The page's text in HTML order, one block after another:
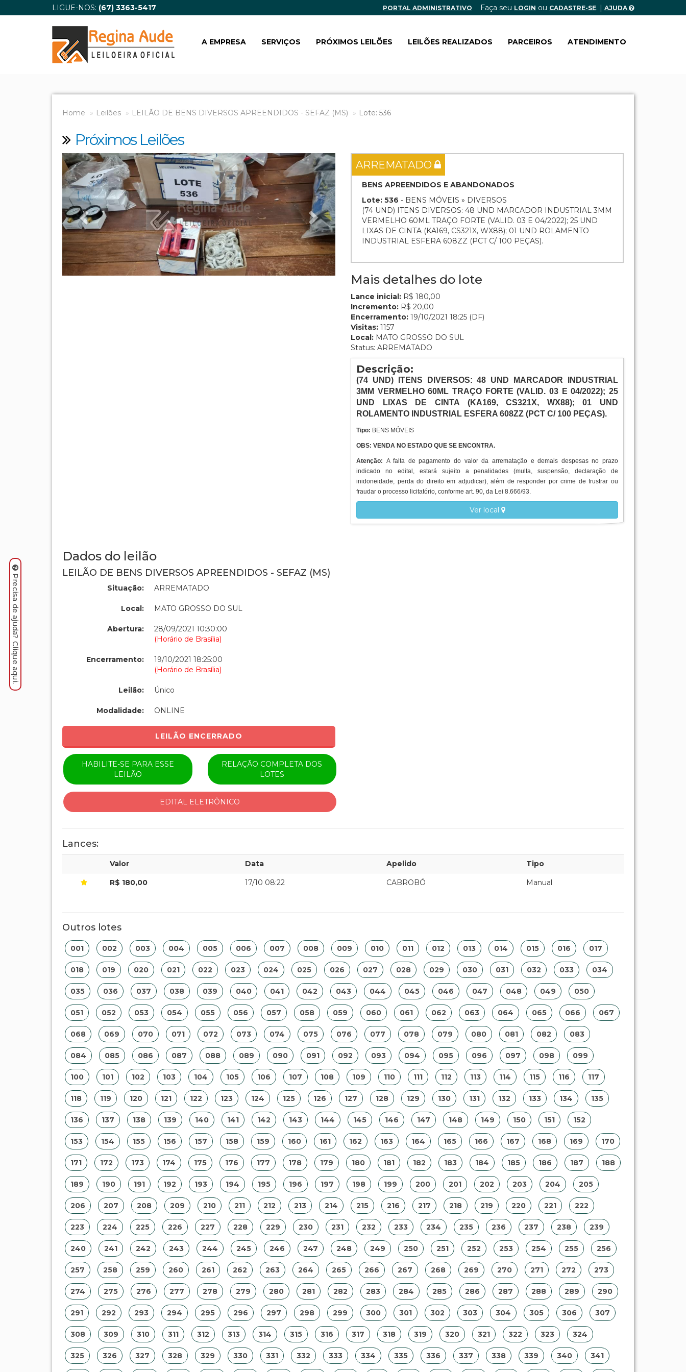
LIGUE-NOS: (67) 3363-5417 PORTAL ADMINISTRATIVO Faça seu LOGIN ou CADASTRE-SE. | AJUDA
A EMPRESA SERVIÇOS PRÓXIMOS LEILÕES LEILÕES REALIZADOS PARCEIROS ATENDIMENTO
Home Leilões LEILÃO DE BENS DIVERSOS APREENDIDOS - SEFAZ (MS) Lote: 536
Próximos Leilões
Previous Next ARREMATADO
BENS APREENDIDOS E ABANDONADOS
Lote: 536 - BENS MÓVEIS » DIVERSOS
(74 UND) ITENS DIVERSOS: 48 UND MARCADOR INDUSTRIAL 3MM
VERMELHO 60ML TRAÇO FORTE (VALID. 03 E 04/2022); 25 UND
LIXAS DE CINTA (KA169, CS321X, WX88); 01 UND ROLAMENTO
INDUSTRIAL ESFERA 608ZZ (PCT C/ 100 PEÇAS).
Mais detalhes do lote
Lance inicial: R$ 180,00
Incremento: R$ 20,00
Encerramento: 19/10/2021 18:25 (DF)
Visitas: 1157
Local: MATO GROSSO DO SUL
Status: ARREMATADO
Descrição:
(74 UND) ITENS DIVERSOS: 48 UND MARCADOR INDUSTRIAL
3MM VERMELHO 60ML TRAÇO FORTE (VALID. 03 E 04/2022); 25
UND LIXAS DE CINTA (KA169, CS321X, WX88); 01 UND
ROLAMENTO INDUSTRIAL ESFERA 608ZZ (PCT C/ 100 PEÇAS).
Tipo: BENS MÓVEIS
OBS: VENDA NO ESTADO QUE SE ENCONTRA.
Atenção: A falta de pagamento do valor da arrematação e demais despesas no prazo
indicado no edital, estará sujeito a penalidades (multa, suspensão, declaração de
inidoneidade, perda do direito em adjudicar), além de responder por crime de frustrar ou
fraudar o processo licitatório, conforme art. 90, da Lei 8.666/93.
Ver local
Dados do leilão
LEILÃO DE BENS DIVERSOS APREENDIDOS - SEFAZ (MS)
Situação: ARREMATADO
Local: MATO GROSSO DO SUL
Abertura:
28/09/2021 10:30:00
(Horário de Brasília)
Encerramento:
19/10/2021 18:25:00
(Horário de Brasília)
Leilão: Único
Modalidade: ONLINE
LEILÃO ENCERRADO
HABILITE-SE PARA ESSE
LEILÃO
RELAÇÃO COMPLETA DOS
LOTES
EDITAL ELETRÔNICO
Lances:
Valor Data Apelido Tipo
R$ 180,00 17/10 08:22 CABROBÓ Manual
Outros lotes
001 002 003 004 005 006 007 008 009 010 011 012 013 014 015 016 017
018 019 020 021 022 023 024 025 026 027 028 029 030 031 032 033 034
035 036 037 038 039 040 041 042 043 044 045 046 047 048 049 050
051 052 053 054 055 056 057 058 059 060 061 062 063 064 065 066 067
068 069 070 071 072 073 074 075 076 077 078 079 080 081 082 083
084 085 086 087 088 089 090 091 092 093 094 095 096 097 098 099
100 101 102 103 104 105 106 107 108 109 110 111 112 113 114 115 116 117
118 119 120 121 122 123 124 125 126 127 128 129 130 131 132 133 134 135
136 137 138 139 140 141 142 143 144 145 146 147 148 149 150 151 152
153 154 155 156 157 158 159 160 161 162 163 164 165 166 167 168 169 170
171 172 173 174 175 176 177 178 179 180 181 182 183 184 185 186 187 188
189 190 191 192 193 194 195 196 197 198 199 200 201 202 203 204 205
206 207 208 209 210 211 212 213 214 215 216 217 218 219 220 221 222
223 224 225 226 227 228 229 230 231 232 233 234 235 236 237 238 239
240 241 242 243 244 245 246 247 248 249 250 251 252 253 254 255 256
257 258 259 260 261 262 263 264 265 266 267 268 269 270 271 272 273
274 275 276 277 278 279 280 281 282 283 284 285 286 287 288 289 290
291 292 293 294 295 296 297 298 299 300 301 302 303 304 305 306 307
308 309 310 311 312 313 314 315 316 317 318 319 320 321 322 323 324
325 326 327 328 329 330 331 332 333 334 335 336 337 338 339 340 341
Precisa de ajuda? Clique aqui.